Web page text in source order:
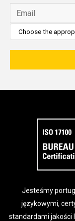
Jesteśmy
językowymi,
standardami jakości